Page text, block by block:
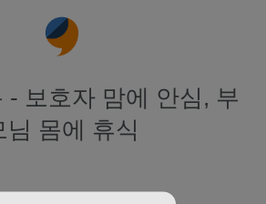
- 보호자 맘에 안심, 부
님 몸에 휴식